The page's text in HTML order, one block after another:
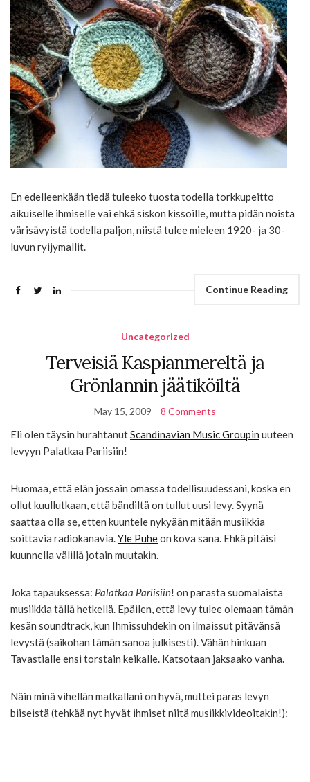
En edelleenkään tiedä tuleeko tuosta todella torkkupeitto
aikuiselle ihmiselle vai ehkä siskon kissoille, mutta pidän noista
värisävyistä todella paljon, niistä tulee mieleen 1920- ja 30-
luvun ryijymallit.
Continue Reading
Uncategorized
Terveisiä Kaspianmereltä ja
Grönlannin jäätiköiltä
May 15, 2009 8 Comments
Eli olen täysin hurahtanutScandinavian Music Groupin uuteen
levyyn Palatkaa Pariisiin!
Huomaa, että elän jossain omassa todellisuudessani, koska en
ollut kuullutkaan, että bändiltä on tullut uusi levy. Syynä
saattaa olla se, etten kuuntele nykyään mitään musiikkia
soittavia radiokanavia.Yle Puheon kova sana. Ehkä pitäisi
kuunnella välillä jotain muutakin.
Joka tapauksessa: Palatkaa Pariisiin! on parasta suomalaista
musiikkia tällä hetkellä. Epäilen, että levy tulee olemaan tämän
kesän soundtrack, kun Ihmissuhdekin on ilmaissut pitävänsä
levystä (saikohan tämän sanoa julkisesti). Vähän hinkuan
Tavastialle ensi torstain keikalle. Katsotaan jaksaako vanha.
Näin minä vihellän matkallani on hyvä, muttei paras levyn
biiseistä (tehkää nyt hyvät ihmiset niitä musiikkivideoitakin!):